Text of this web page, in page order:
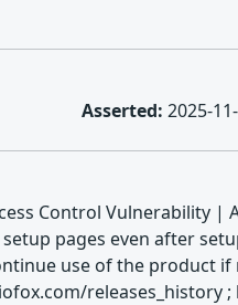
Asserted: 2025-
Control Vulnerability
pages even after
use of the product
releases_history